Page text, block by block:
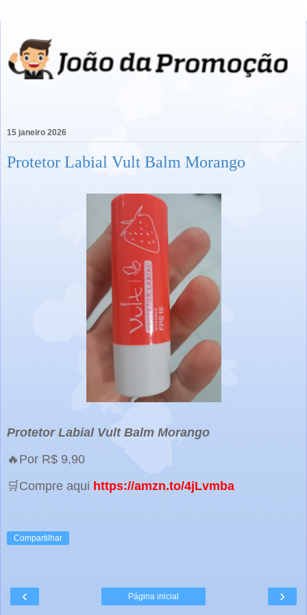
15 janeiro 2026
Protetor Labial Vult Balm Morango
Protetor Labial Vult Balm Morango
🔥Por R$ 9,90
🛒Compre aqui https://amzn.to/4jLvmba
Compartilhar
‹ ›
Página inicial